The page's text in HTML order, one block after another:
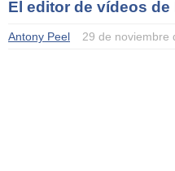
El editor de vídeos
Antony Peel 29 de noviembre